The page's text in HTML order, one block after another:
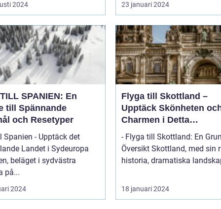
2024 23 januari 2024
SPANIEN: En
till Spännande
och Resetyper
Spanien - Upptäck det
Landet i Sydeuropa
beläget i sydvästra
på...
2024
Flyga till Skottland –
Upptäck Skönheten
Charmen i Detta
Fascinerande Land
- Flyga till Skottland: En
Översikt Skottland, med sin rika
historia, dramatiska
18 januari 2024